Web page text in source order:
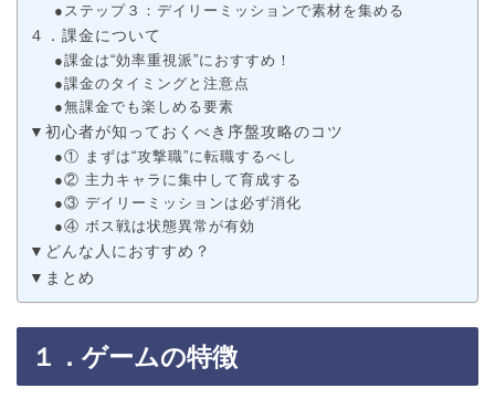
●ステップ３：デイリーミッションで素材を集める
４．課金について
●課金は“効率重視派”におすすめ！
●課金のタイミングと注意点
●無課金でも楽しめる要素
▼初心者が知っておくべき序盤攻略のコツ
●① まずは“攻撃職”に転職するべし
●② 主力キャラに集中して育成する
●③ デイリーミッションは必ず消化
●④ ボス戦は状態異常が有効
▼どんな人におすすめ？
▼まとめ
１．ゲームの特徴